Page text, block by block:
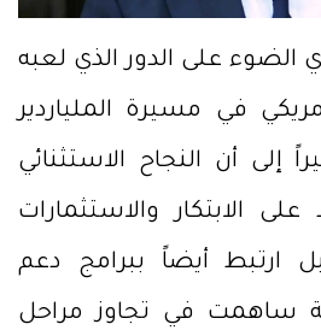
الضوء على الدور الذي لعبه
في مسيرة الملياردير
إلى أن النجاح الاستثنائي
الابتكار والاستثمارات
ارتبط أيضاً ببرامج دعم
ساهمت في تجاوز مراحل